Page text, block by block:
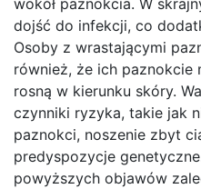
dojść do infekcji, co
Osoby z wrastającymi
również, że ich paznokcie
rosną w kierunku skóry.
czynniki ryzyka, takie jak
paznokci, noszenie zbyt
predyspozycje
powyższych objawów